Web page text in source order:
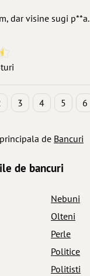
dar visine sugi p**a.
3 4 5 6
de Bancuri
de bancuri
Nebuni
Olteni
Perle
Politice
Politisti